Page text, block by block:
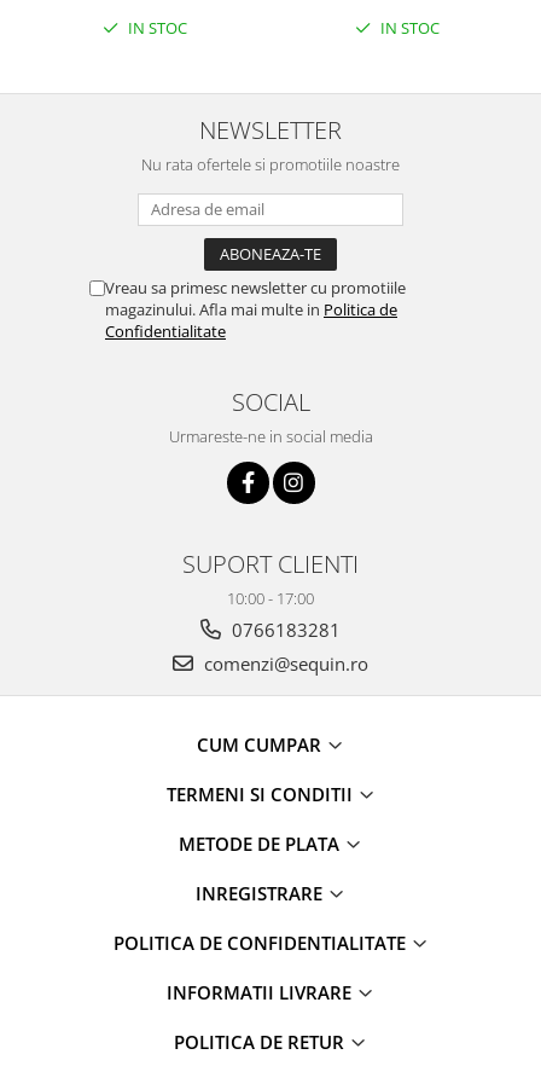
IN STOC IN STOC
NEWSLETTER
Nu rata ofertele si promotiile noastre
Vreau sa primesc newsletter cu promotiile
magazinului. Afla mai multe in Politica de
Confidentialitate
SOCIAL
Urmareste-ne in social media
SUPORT CLIENTI
10:00 - 17:00
0766183281
comenzi@sequin.ro
CUM CUMPAR
TERMENI SI CONDITII
METODE DE PLATA
INREGISTRARE
POLITICA DE CONFIDENTIALITATE
INFORMATII LIVRARE
POLITICA DE RETUR